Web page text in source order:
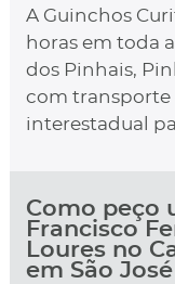
A Guinchos
horas em toda
dos Pinhais,
com transporte
interestadual
Como peço
Francisco
Loures no
em São